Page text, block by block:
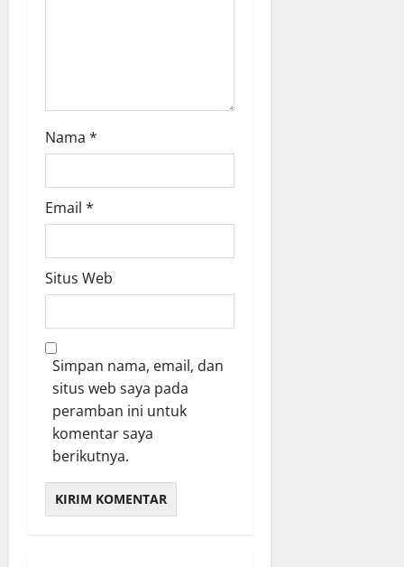
Nama *
Email *
Situs Web
Simpan nama, email, dan
situs web saya pada
peramban ini untuk
komentar saya
berikutnya.